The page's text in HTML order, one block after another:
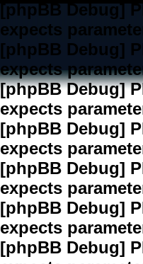
[phpBB Debug]
expects
[phpBB Debug]
expects
[phpBB Debug]
expects
[phpBB Debug]
expects
[phpBB Debug]
expects
[phpBB Debug]
expects
[phpBB Debug]